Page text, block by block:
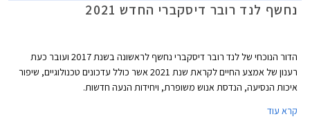
נחשף לנד רובר דיסקברי החדש 2021
הדור הנוכחי של לנד רובר דיסקברי נחשף לראשונה בשנת 2017 ועובר כעת
רענון של אמצע החיים לקראת שנת 2021 אשר כולל עדכונים טכנולוגיים, שיפור
איכות הנסיעה, הנדסת אנוש משופרת, ויחידות הנעה חדשות.
קרא עוד